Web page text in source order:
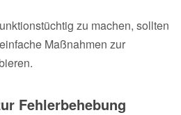
zu machen, sollten
Maßnahmen zur
Fehlerbehebung